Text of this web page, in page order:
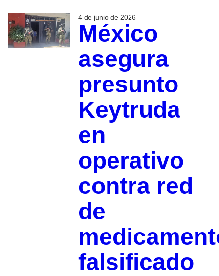
4 de junio de 2026
México
asegura
presunto
Keytruda
en
operativo
contra red
de
falsificado